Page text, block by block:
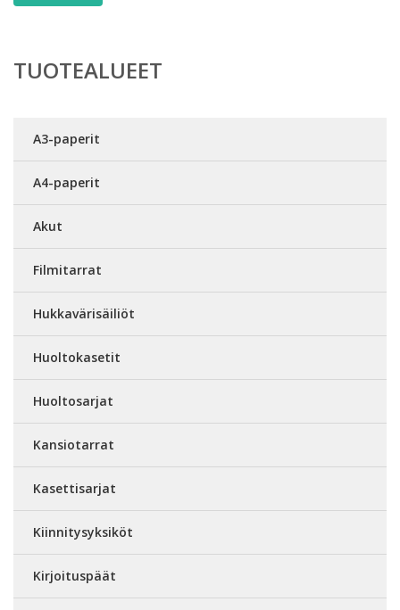
TUOTEALUEET
A3-paperit
A4-paperit
Akut
Filmitarrat
Hukkavärisäiliöt
Huoltokasetit
Huoltosarjat
Kansiotarrat
Kasettisarjat
Kiinnitysyksiköt
Kirjoituspäät